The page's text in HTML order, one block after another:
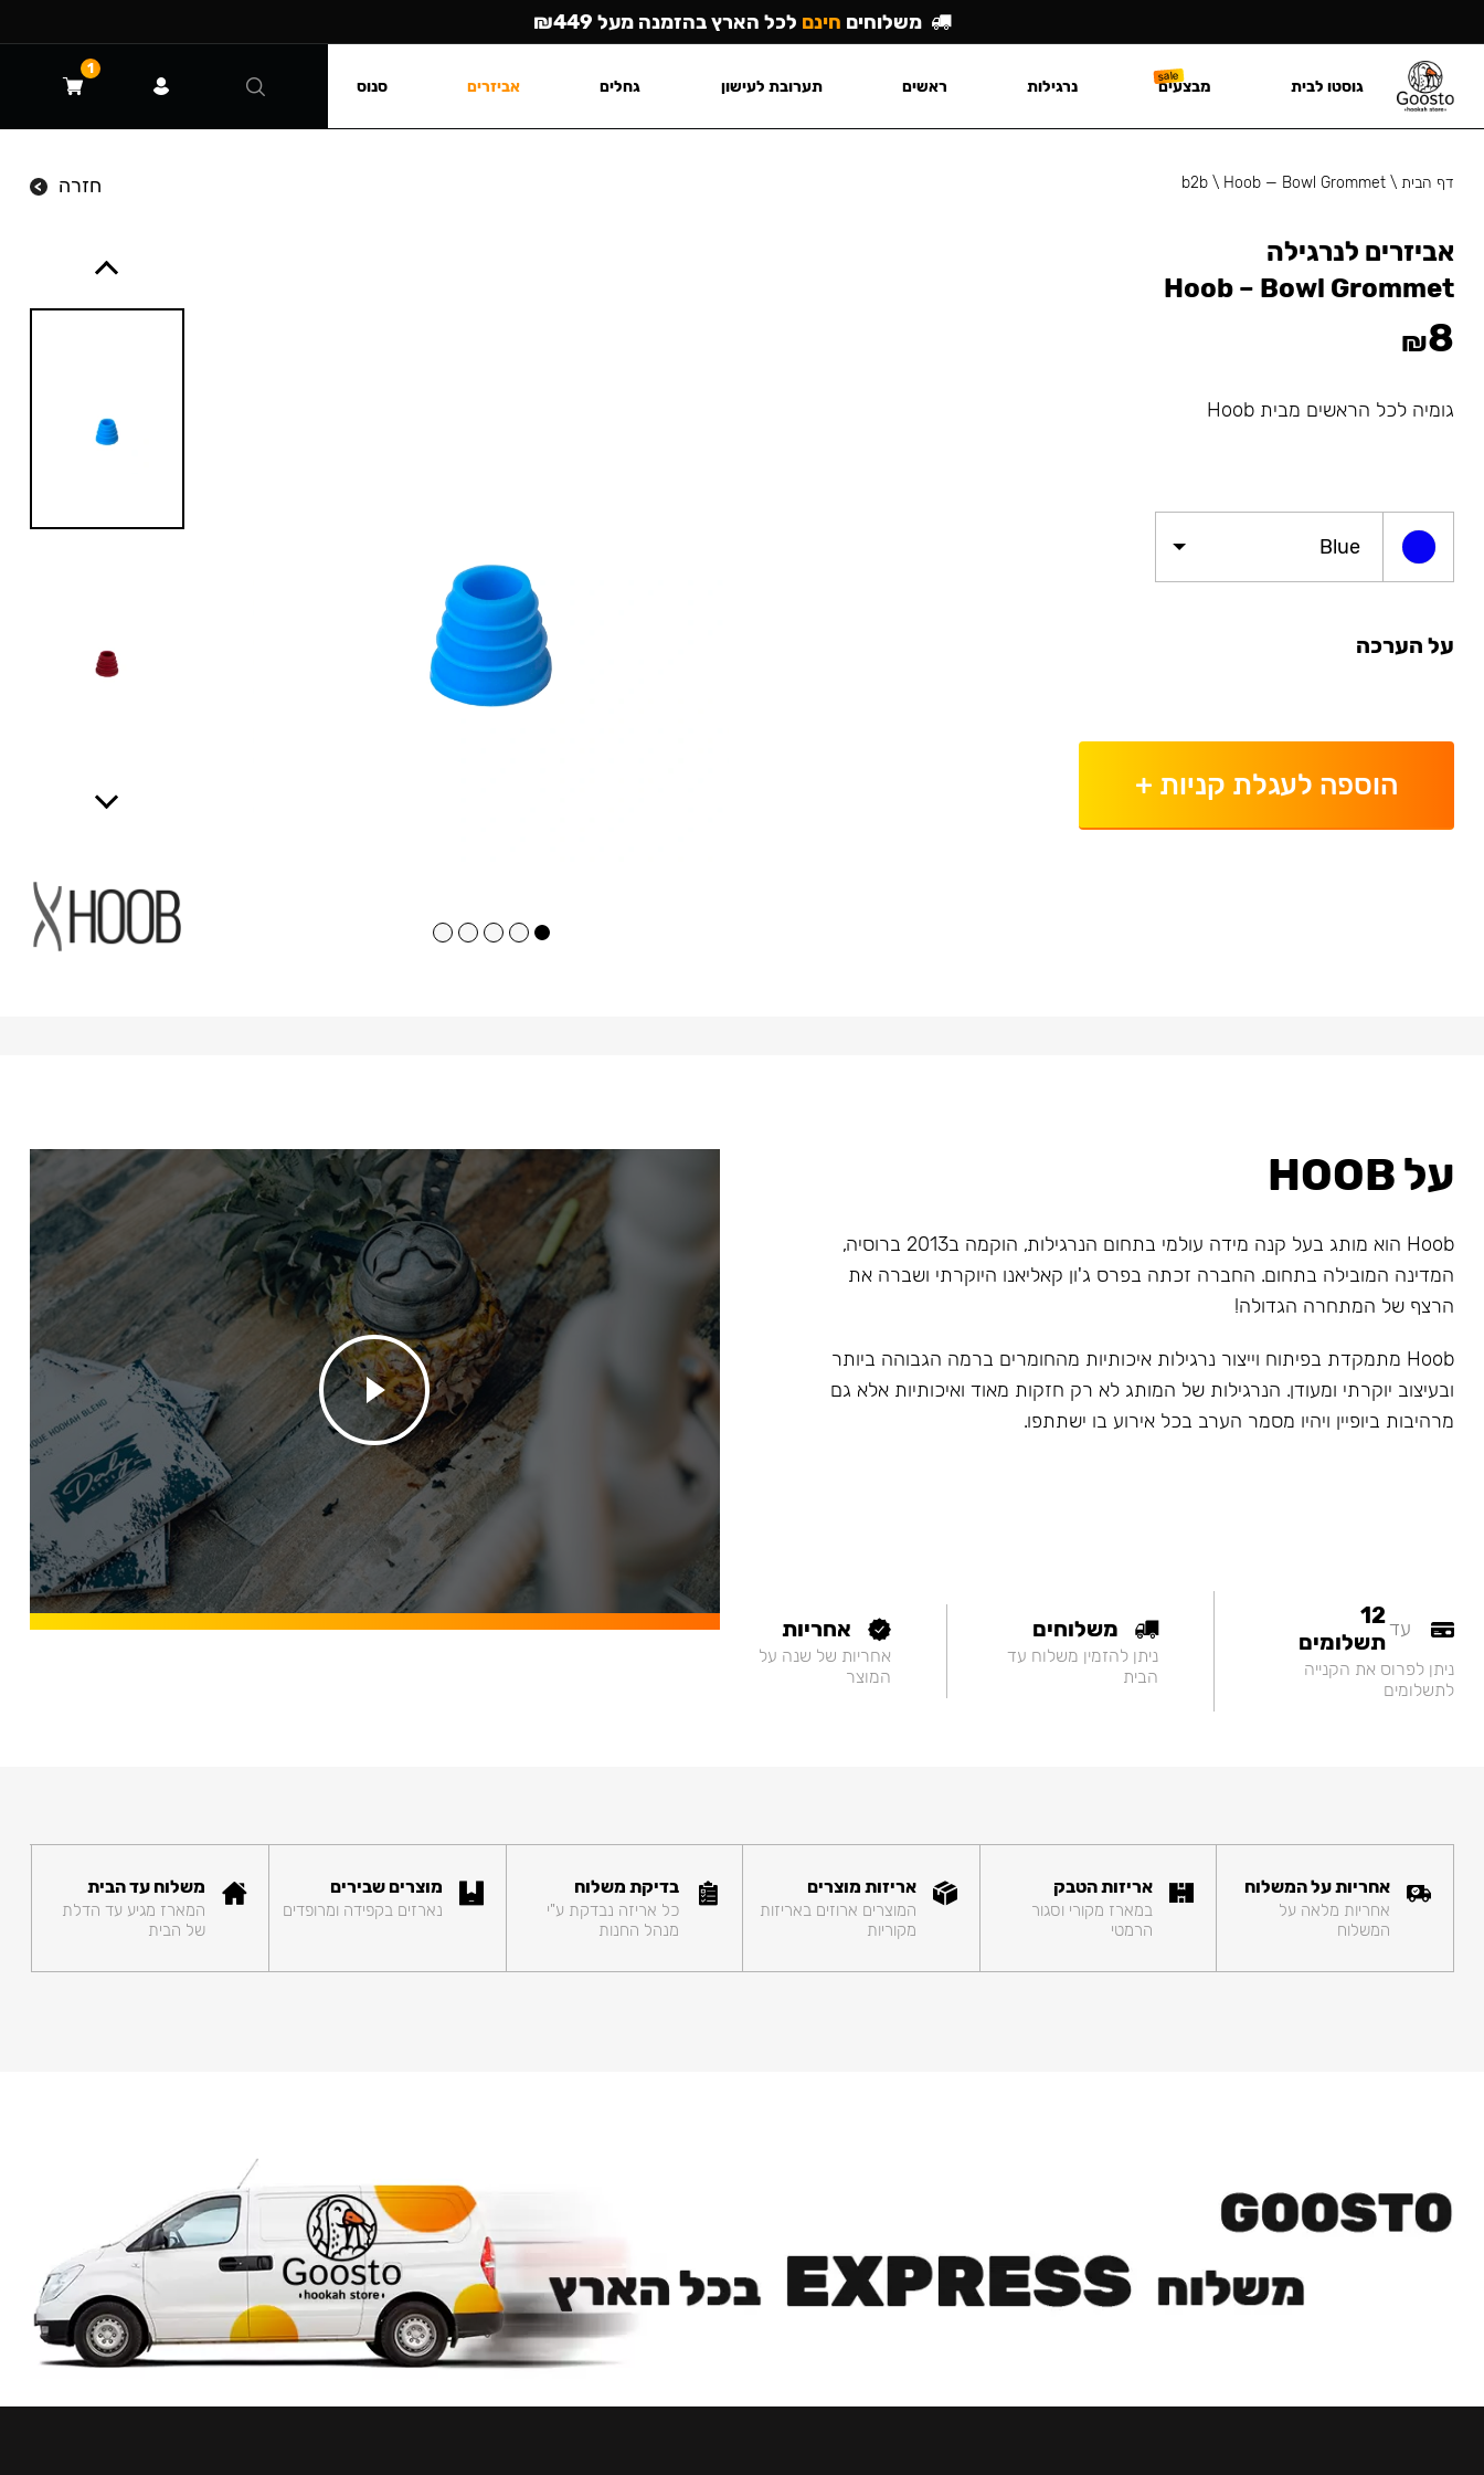
דף הבית\
b2b \ Hoob — Bowl Grommet חזרה
אביזרים לנרגילה
Hoob – Bowl Grommet
₪8
גומיה לכל הראשים מבית Hoob
Blue
על הערכה
הוספה לעגלת קניות +
על HOOB
Hoob הוא מותג בעל קנה מידה עולמי בתחום הנרגילות, הוקמה ב2013 ברוסיה,
המדינה המובילה בתחום. החברה זכתה בפרס ג'ון קאליאנו היוקרתי ושברה את
הרצף של המתחרה הגדולה!
Hoob מתמקדת בפיתוח וייצור נרגילות איכותיות מהחומרים ברמה הגבוהה ביותר
ובעיצוב יוקרתי ומעודן. הנרגילות של המותג לא רק חזקות מאוד ואיכותיות אלא גם
מרהיבות ביופיין ויהיו מסמר הערב בכל אירוע בו ישתתפו.
עד12
תשלומים
ניתן לפרוס את הקנייה
לתשלומים
משלוחים
ניתן להזמין משלוח עד
הבית
אחריות
אחריות של שנה על
המוצר
אחריות על המשלוח
אחריות מלאה על
המשלוח
אריזות הטבק
במארז מקורי וסגור
הרמטי
אריזות מוצרים
המוצרים ארוזים באריזות
מקוריות
בדיקת משלוח
כל אריזה נבדקת ע"י
מנהל החנות
מוצרים שבירים
נארזים בקפידה ומרופדים
משלוח עד הבית
המארז מגיע עד הדלת
של הבית
משלוחים חינם לכל הארץ בהזמנה מעל ₪449
גוסטו לבית מבצעים נרגילות ראשים תערובת לעישון גחלים אביזרים סנוס
1